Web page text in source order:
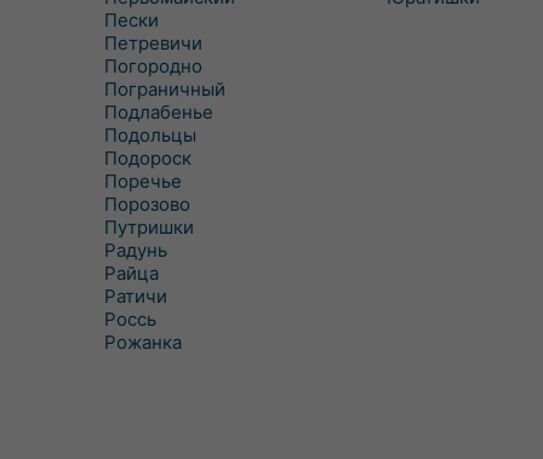
Пески
Петревичи
Погородно
Пограничный
Подлабенье
Подольцы
Подороск
Поречье
Порозово
Путришки
Радунь
Райца
Ратичи
Роcсь
Рожанка